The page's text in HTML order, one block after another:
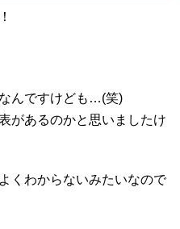
んですけども…(笑)
があるのかと思いましたけ
くわからないみたいなので